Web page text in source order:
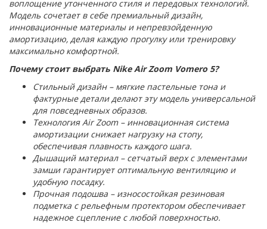
воплощение утонченного стиля и передовых технологий.
Модель сочетает в себе премиальный дизайн,
инновационные материалы и непревзойденную
амортизацию, делая каждую прогулку или тренировку
максимально комфортной.
Почему стоит выбрать Nike Air Zoom Vomero 5?
Стильный дизайн – мягкие пастельные тона и
фактурные детали делают эту модель универсальной
для повседневных образов.
Технология Air Zoom – инновационная система
амортизации снижает нагрузку на стопу,
обеспечивая плавность каждого шага.
Дышащий материал – сетчатый верх с элементами
замши гарантирует оптимальную вентиляцию и
удобную посадку.
Прочная подошва – износостойкая резиновая
подметка с рельефным протектором обеспечивает
надежное сцепление с любой поверхностью.